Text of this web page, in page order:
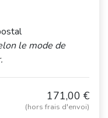
le mode de
171,00 €
(hors frais d'envoi)